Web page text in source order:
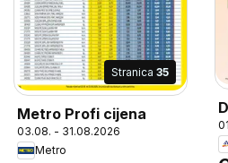
Stranica 35
Metro Profi cijena
03.08. - 31.08.2026
Metro